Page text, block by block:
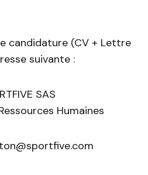
candidature (CV + Lettre
suivante :
SAS
Humaines